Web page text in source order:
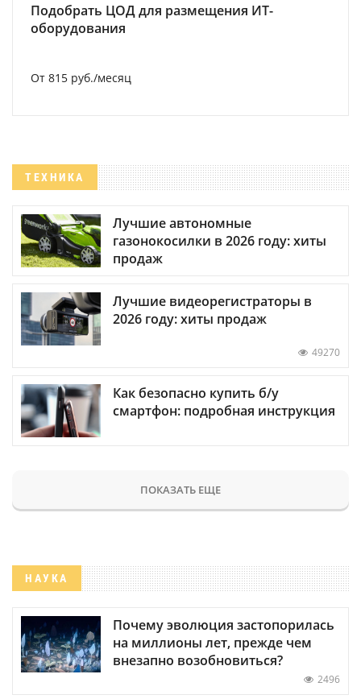
Подобрать ЦОД для размещения ИТ-
оборудования
От 815 руб./месяц
ТЕХНИКА
Лучшие автономные
газонокосилки в 2026 году: хиты
продаж
Лучшие видеорегистраторы в
2026 году: хиты продаж
49270
Как безопасно купить б/у
смартфон: подробная инструкция
ПОКАЗАТЬ ЕЩЕ
НАУКА
Почему эволюция застопорилась
на миллионы лет, прежде чем
внезапно возобновиться?
2496